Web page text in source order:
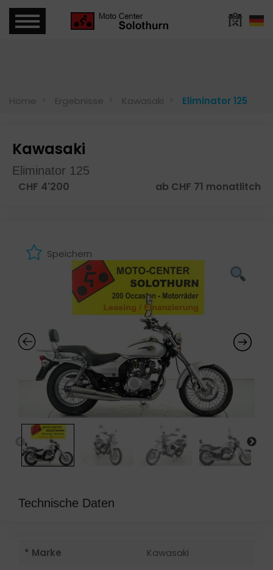
Home Ergebnisse Kawasaki Eliminator 125
Kawasaki
Eliminator 125
CHF 4'200 ab CHF 71 monatlitch
Speichern
Technische Daten
* Marke
Kawasaki